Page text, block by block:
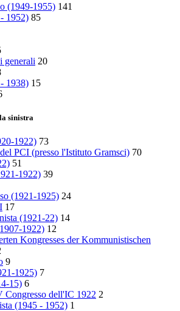
(1949-1955) 141
1952) 85
generali 20
1938) 15
sinistra
1922) 73
PCI (presso l'Istituto Gramsci) 70
51
1922) 39
(1921-1925) 24
17
(1921‑22) 14
1922) 12
Kongresses der Kommunistischen
9
1925) 7
6
Congresso dell'IC 1922 2
(1945 - 1952) 1